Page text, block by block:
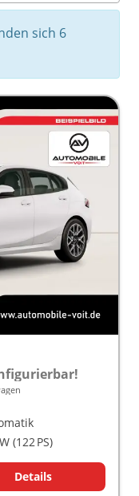
sich 6
(122 PS)
Details